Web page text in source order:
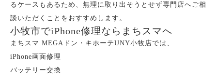
るケースもあるため、無理に取り出そうとせず専門店へご相
談いただくことをおすすめします。
小牧市でiPhone修理ならまちスマへ
まちスマ MEGAドン・キホーテUNY小牧店では、
iPhone画面修理
バッテリー交換